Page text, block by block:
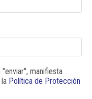
manifiesta
Política de Protección